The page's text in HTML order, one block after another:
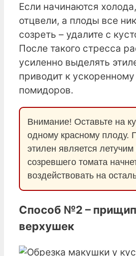
Если начинаются
отцвели, а плоды все
созреть – удалите с
После такого стресса
усиленно выделять
приводит к
помидоров.
Внимание! Оставьте на
одному красному плоду.
этилен является летучим
созревшего томата
воздействовать на
Способ №2 –
верхушек